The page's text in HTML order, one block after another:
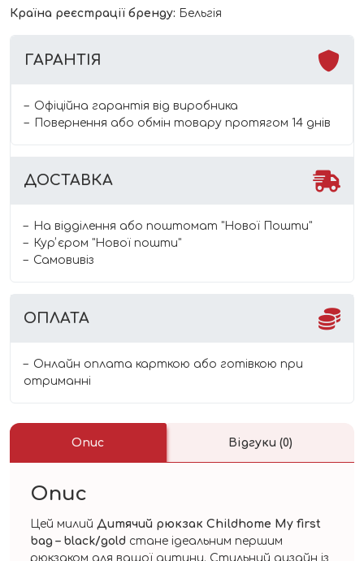
Країна реєстрації бренду: Бельгія
ГАРАНТІЯ
Офіційна гарантія від виробника
Повернення або обмін товару протягом 14 днів
ДОСТАВКА
На відділення або поштомат "Нової Пошти"
Курʼєром "Нової пошти"
Самовивіз
ОПЛАТА
Онлайн оплата карткою або готівкою при
отриманні
Опис Відгуки (0)
Опис
Цей милий Дитячий рюкзак Childhome My first
bag – black/gold стане ідеальним першим
рюкзаком для вашої дитини. Стильний дизайн із